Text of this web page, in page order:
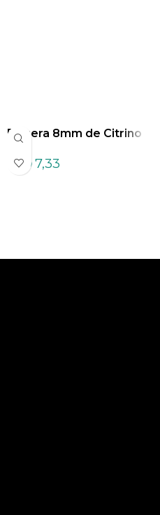
Pulsera 8mm de Citrino
USD 7,33